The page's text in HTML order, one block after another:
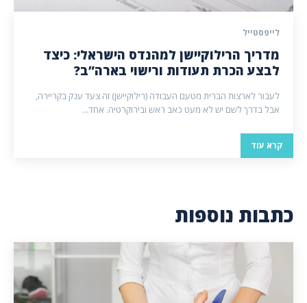
לייפסטייל
מדריך הרילוקיישן למהנדס הישראלי: כיצד
לבצע הכרת תעודות ורישוי בארה”ב?
לעבור לארצות הברית מטעם העבודה (רילוקיישן) זה צעד ענק בקריירה,
אבל בדרך לשם יש לא מעט כאב ראש ובירוקרטיה. אחד...
קרא עוד
כתבות נוספות